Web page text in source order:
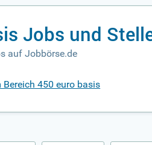
Jobs und
auf Jobbörse.de
450 euro basis